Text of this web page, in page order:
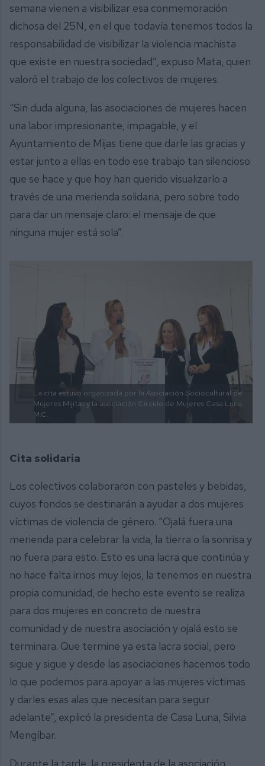
semana vienen a visibilizar esa conmemoración
dichosa del 25N, en el que todavía tenemos todos la
responsabilidad de visibilizar la violencia machista
que existe en nuestra sociedad”, expuso Mata, quien
valoró el trabajo de los colectivos de mujeres.
“Sin duda alguna, las asociaciones de mujeres hacen
una labor impresionante, impagable, y el
Ayuntamiento de Mijas tiene que darle las gracias y
estar junto a ellas en todo ese trabajo tan silencioso
que se hace y que hoy han querido visualizarlo a
través de una merienda solidaria, pero sobre todo
para dar un mensaje claro: el mensaje de que
ninguna mujer está sola”.
La cita estuvo organizada por la Asociación Sociocultural de
Mujeres Mijitas y la asociación Círculo de Mujeres Casa Luna.
M.C.
Cita solidaria
Los colectivos colaboraron con pasteles y bebidas,
cuyos fondos se destinarán a ayudar a dos mujeres
víctimas de violencia de género. “Ojalá fuera una
merienda para celebrar la vida, la tierra o la sonrisa y
no fuera para esto. Esto es una lacra que continúa y
no hace falta irnos muy lejos, la tenemos en nuestra
propia comunidad, de hecho este evento se realiza
para dos mujeres en concreto de nuestra
comunidad y de nuestra asociación y ojalá esto se
terminara. Que termine ya esta lacra social, pero
sigue y sigue y desde las asociaciones hacemos todo
lo que podemos para apoyar a las mujeres víctimas
y darles esas alas que necesitan para seguir
adelante”, explicó la presidenta de Casa Luna, Silvia
Mengíbar.